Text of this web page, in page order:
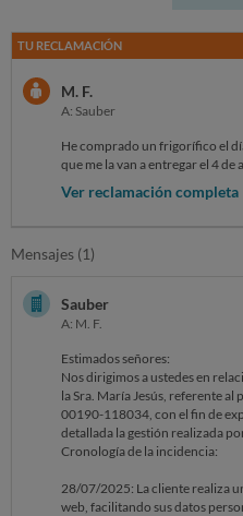
TU RECLAMACIÓN
M. F.
A: Sauber
He comprado un frigorífico el
que me la van a entregar el 4
La excusa que ponen es que mi
para la entrega
Lo cierto es que la Atención al
me la entregan en tiempo y
desistir de la compra
Ver reclamación completa
Mensajes (1)
Sauber
A: M. F.
Estimados señores:
Nos dirigimos a ustedes en
la Sra. María Jesús, referente al
00190-118034, con el fin de
detallada la gestión realizada
Cronología de la incidencia:
28/07/2025: La cliente realiza
web, facilitando sus datos